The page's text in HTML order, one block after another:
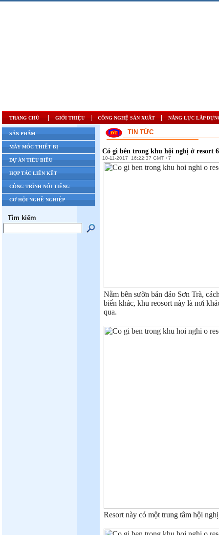
TRANG CHỦ GIỚI THIỆU CÔNG NGHỆ SẢN XUẤT NĂNG LỰC LẮP
SẢN PHẨM
MÁY MÓC THIẾT BỊ
DỰ ÁN TIÊU BIỂU
HỢP TÁC LIÊN KẾT
CÔNG TRÌNH NỔI TIẾNG
CƠ HỘI NGHỀ NGHIỆP
Tìm kiếm
TIN TỨC
Có gì bên trong khu hội nghị ở resort
10-11-2017 16:22:37 GMT +7
Nằm bên sườn bán đảo Sơn Trà,
biển khác, khu reosort này là nơi
qua.
Resort này có một trung tâm hội